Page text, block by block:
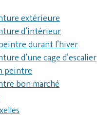
extérieure
d’intérieur
durant l’hiver
d’une cage d’escalier
peintre
bon marché